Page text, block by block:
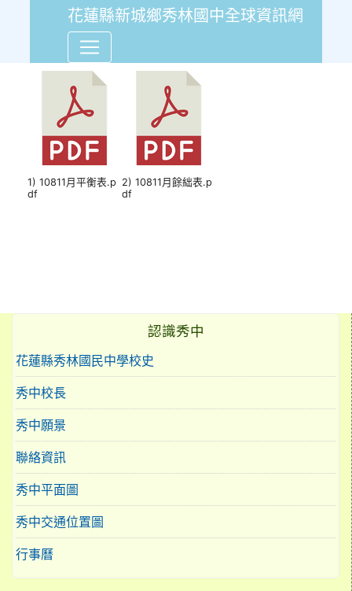
花蓮縣新城鄉秀林國中全球資訊網
108年11月份會計報告平衡表
1) 10811月平衡表.p
df
2) 10811月餘絀表.p
df
認識秀中
花蓮縣秀林國民中學校史
秀中校長
秀中願景
聯絡資訊
秀中平面圖
秀中交通位置圖
行事曆